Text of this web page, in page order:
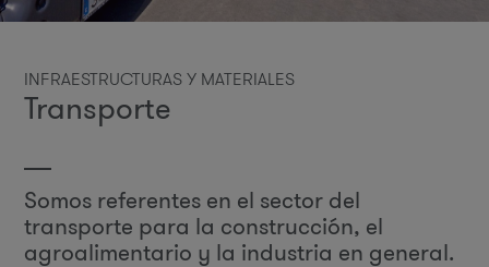
INFRAESTRUCTURAS Y MATERIALES
Transporte
Somos referentes en el sector del
transporte para la construcción, el
agroalimentario y la industria en general.